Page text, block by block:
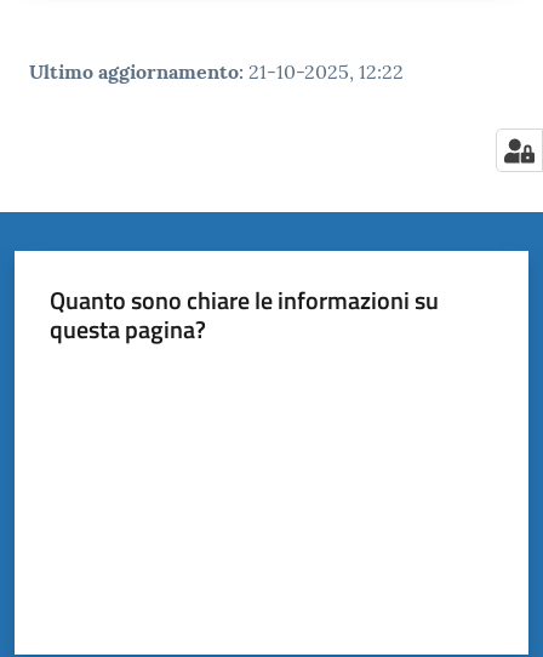
Ultimo aggiornamento: 21-10-2025, 12:22
Quanto sono chiare le informazioni su
questa pagina?